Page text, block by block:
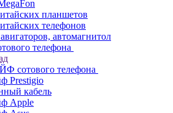
планшетов
телефонов
автомагнитол
телефона
сотового телефона
Prestigio
кабель
Apple